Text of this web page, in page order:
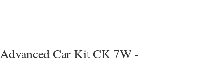
Advanced Car Kit CK 7W -